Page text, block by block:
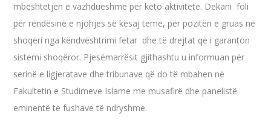
mbështetjen e vazhdueshme për këto aktivitete. Dekani foli
për rëndësinë e njohjes së kësaj teme, për pozitën e gruas në
shoqëri nga këndvështrimi fetar dhe të drejtat që i garanton
sistemi shoqëror. Pjesëmarrësit gjithashtu u informuan për
serinë e ligjeratave dhe tribunave që do të mbahen në
Fakultetin e Studimeve Islame me musafirë dhe panelistë
eminentë të fushave të ndryshme.